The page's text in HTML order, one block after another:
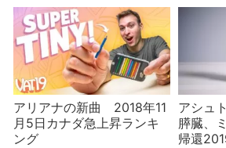
アリアナの新曲 2018年11
月5日カナダ急上昇ランキ
ング
アシュ
膵臓、
帰還